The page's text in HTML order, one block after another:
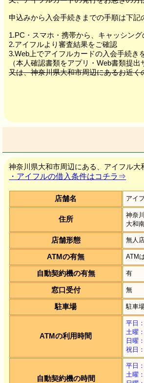
申込みから入会手続きまでの手順は下記
1.PC・スマホ・携帯から、キャッシング
2.アイフルより審査結果をご確認
3.Web上でアイフルカードの入会手続き
（本人確認書類をアプリ・Web書類提出
又は、神奈川県大和市周辺にあるお近
神奈川県大和市周辺にある、アイフル大
・アイフルの借入条件はコチラ⇒
店舗名 アイ
住所
神奈
大和
店舗形態 無人
ATMの有無 ATM
自動契約機の有無 有
窓口受付 無
駐車場 駐車
ATMの利用時間
平日：
土曜：
日曜：
祝日：
自動契約機の時間
平日：
土曜：